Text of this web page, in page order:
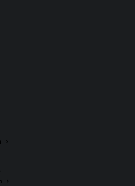
av traditionell japansk
och natur står i fokus.
sovrum eller i en personlig